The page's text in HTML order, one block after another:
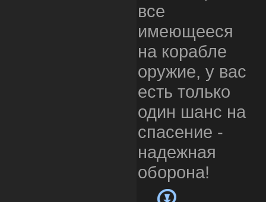
все
имеющееся
на корабле
оружие, у вас
есть только
один шанс на
спасение -
надежная
оборона!